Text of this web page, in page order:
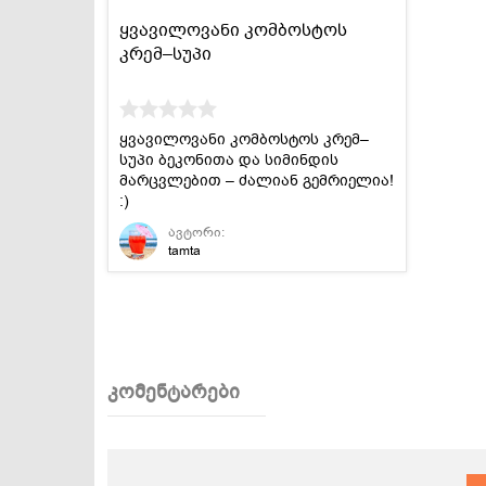
ყვავილოვანი კომბოსტოს
კრემ–სუპი
ყვავილოვანი კომბოსტოს კრემ–
სუპი ბეკონითა და სიმინდის
მარცვლებით – ძალიან გემრიელია!
:)
ავტორი:
tamta
კომენტარები